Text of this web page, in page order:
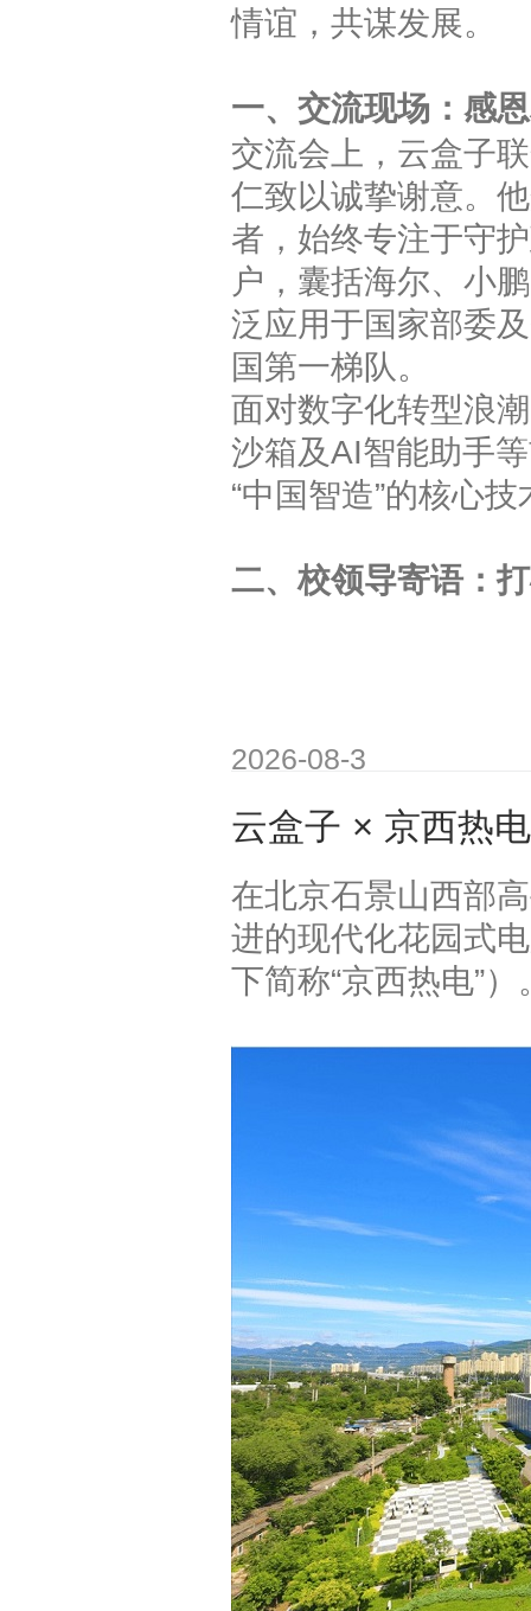
情谊，共谋发展。
一、交流现场：感
交流会上，云盒子
仁致以诚挚谢意。
者，始终专注于守
户，囊括海尔、小
泛应用于国家部委
国第一梯队。
面对数字化转型浪
沙箱及AI智能助手
“中国智造”的核心
二、校领导寄语：
2026-08-3
云盒子 × 京西热
在北京石景山西部
进的现代化花园式
下简称“京西热电”）